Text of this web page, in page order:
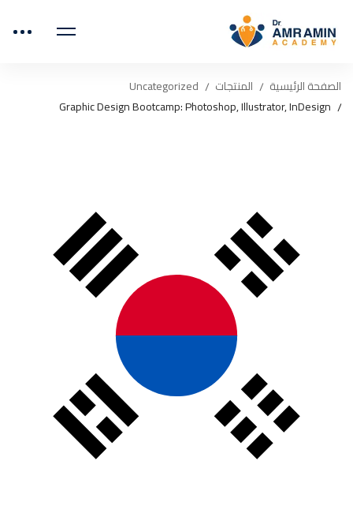
الصفحة الرئيسية المنتجات
Uncategorized
Graphic Design Bootcamp: Photoshop, Illustrator, InDesign